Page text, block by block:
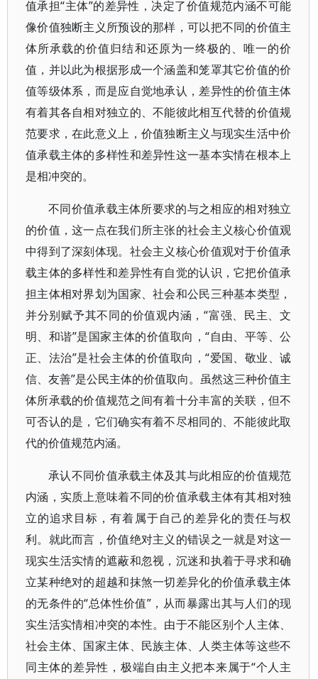
值承担“主体”的差异性，决定了价值规范内涵不可能
像价值独断主义所预设的那样，可以把不同的价值主
体所承载的价值归结和还原为一终极的、唯一的价
值，并以此为根据形成一个涵盖和笼罩其它价值的价
值等级体系，而是应自觉地承认，差异性的价值主体
有着其各自相对独立的、不能彼此相互代替的价值规
范要求，在此意义上，价值独断主义与现实生活中价
值承载主体的多样性和差异性这一基本实情在根本上
是相冲突的。
不同价值承载主体所要求的与之相应的相对独立
的价值，这一点在我们所主张的社会主义核心价值观
中得到了深刻体现。社会主义核心价值观对于价值承
载主体的多样性和差异性有自觉的认识，它把价值承
担主体相对界划为国家、社会和公民三种基本类型，
并分别赋予其不同的价值观内涵，“富强、民主、文
明、和谐”是国家主体的价值取向，“自由、平等、公
正、法治”是社会主体的价值取向，“爱国、敬业、诚
信、友善”是公民主体的价值取向。虽然这三种价值主
体所承载的价值规范之间有着十分丰富的关联，但不
可否认的是，它们确实有着不尽相同的、不能彼此取
代的价值规范内涵。
承认不同价值承载主体及其与此相应的价值规范
内涵，实质上意味着不同的价值承载主体有其相对独
立的追求目标，有着属于自己的差异化的责任与权
利。就此而言，价值绝对主义的错误之一就是对这一
现实生活实情的遮蔽和忽视，沉迷和执着于寻求和确
立某种绝对的超越和抹煞一切差异化的价值承载主体
的无条件的“总体性价值”，从而暴露出其与人们的现
实生活实情相冲突的本性。由于不能区别个人主体、
社会主体、国家主体、民族主体、人类主体等这些不
同主体的差异性，极端自由主义把本来属于“个人主